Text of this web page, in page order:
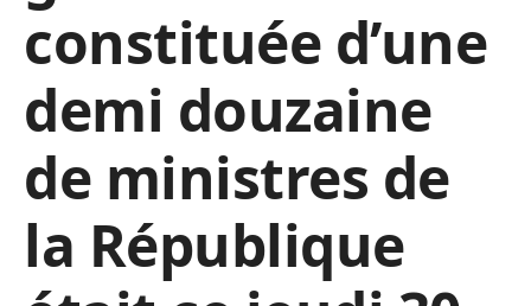
constituée d’une
demi douzaine
de ministres de
la République